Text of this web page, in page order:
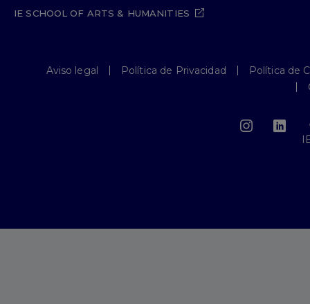
IE SCHOOL OF ARTS & HUMANITIES
Aviso legal Política de Privacidad
Política de